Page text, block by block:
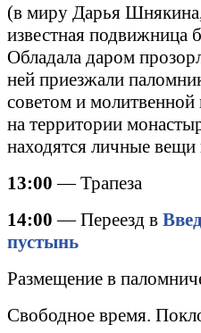
(в миру Дарья
известная подвижница
Обладала даром
ней приезжали
советом и
на территории
находятся личные
13:00 — Трапеза
14:00 — Переезд в
пустынь
Размещение в
Свободное время.